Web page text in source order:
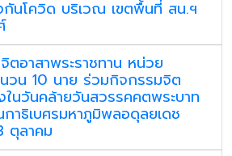
นโควิด บริเวณ เขตพื้นที่ สน.ฯ
ตอาสาพระราชทาน หน่วย
วน 10 นาย ร่วมกิจกรรมจิต
นวันคล้ายวันสวรรคคตพระบาท
าธิเบศรมหาภูมิพลอดุลยเดช
ตุลาคม